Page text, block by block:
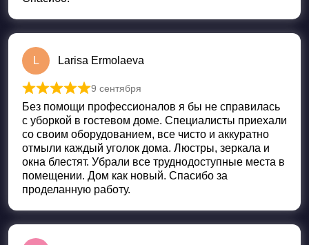
L Larisa Ermolaeva
Оценка
9 сентября
Без помощи профессионалов я бы не справилась
с уборкой в гостевом доме. Специалисты приехали
со своим оборудованием, все чисто и аккуратно
отмыли каждый уголок дома. Люстры, зеркала и
окна блестят. Убрали все труднодоступные места в
помещении. Дом как новый. Спасибо за
проделанную работу.